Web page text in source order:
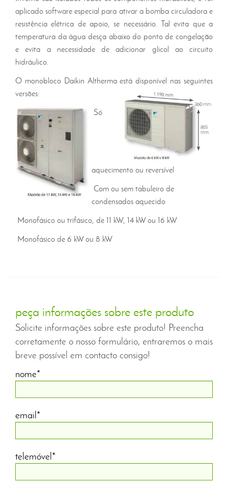
aplicado software especial para ativar a bomba circuladora e
resistência elétrica de apoio, se necessário. Tal evita que a
temperatura da água desça abaixo do ponto de congelação
e evita a necessidade de adicionar glicol ao circuito
hidráulico.
O monobloco Daikin Altherma está disponível nas seguintes
versões:
Só
aquecimento ou reversível
Com ou sem tabuleiro de
condensados aquecido
Monofásico ou trifásico, de 11 kW, 14 kW ou 16 kW
Monofásico de 6 kW ou 8 kW
peça informações sobre este produto
Solicite informações sobre este produto! Preencha
corretamente o nosso formulário, entraremos o mais
breve possível em contacto consigo!
nome*
email*
telemóvel*